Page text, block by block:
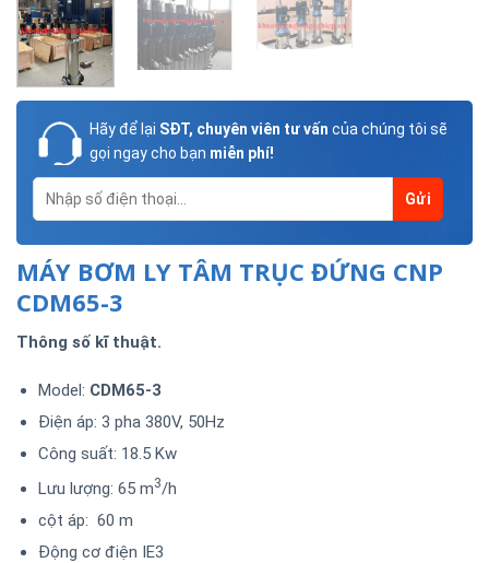
Hãy để lại SĐT, chuyên viên tư vấn của chúng tôi sẽ
gọi ngay cho bạn miễn phí!
MÁY BƠM LY TÂM TRỤC ĐỨNG CNP
CDM65-3
Thông số kĩ thuật.
Model: CDM65-3
Điện áp: 3 pha 380V, 50Hz
Công suất: 18.5 Kw
Lưu lượng: 65 m3/h
cột áp: 60 m
Động cơ điện IE3